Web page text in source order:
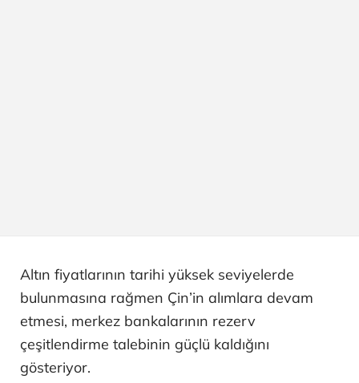
Altın fiyatlarının tarihi yüksek seviyelerde
bulunmasına rağmen Çin’in alımlara devam
etmesi, merkez bankalarının rezerv
çeşitlendirme talebinin güçlü kaldığını
gösteriyor.